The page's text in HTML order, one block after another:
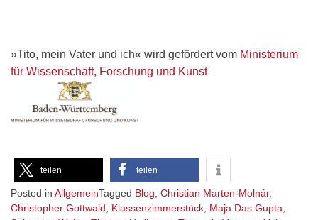
»Tito, mein Vater und ich« wird gefördert vom Ministerium
für Wissenschaft, Forschung und Kunst
teilen teilen
Posted in AllgemeinTagged Blog Christian Marten-Molnár,
Christopher Gottwald
Klassenzimmerstück Maja Das Gupta